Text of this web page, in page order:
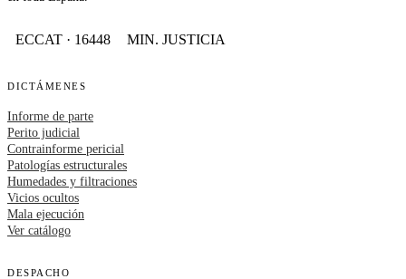
ECCAT · 16448 MIN. JUSTICIA
DICTÁMENES
Informe de parte
Perito judicial
Contrainforme pericial
Patologías estructurales
Humedades y filtraciones
Vicios ocultos
Mala ejecución
Ver catálogo
DESPACHO